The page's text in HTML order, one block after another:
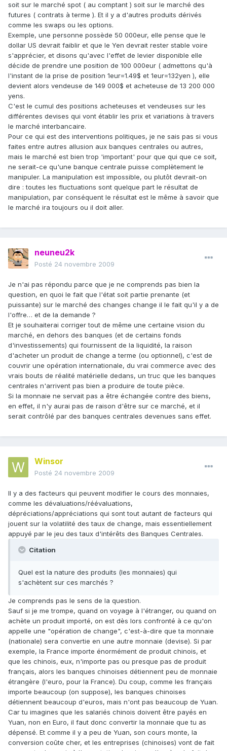
soit sur le marché spot ( au comptant ) soit sur le marché des
futures ( contrats à terme ). Et il y a d'autres produits dérivés
comme les swaps ou les options.
Exemple, une personne possède 50 000eur, elle pense que le
dollar US devrait faiblir et que le Yen devrait rester stable voire
s'apprécier, et disons qu'avec l'effet de levier disponible elle
décide de prendre une position de 100 000eur ( admettons qu'à
l'instant de la prise de position 1eur=1.49$ et 1eur=132yen ), elle
devient alors vendeuse de 149 000$ et acheteuse de 13 200 000
yens.
C'est le cumul des positions acheteuses et vendeuses sur les
différentes devises qui vont établir les prix et variations à travers
le marché interbancaire.
Pour ce qui est des interventions politiques, je ne sais pas si vous
faites entre autres allusion aux banques centrales ou autres,
mais le marché est bien trop 'important' pour que qui que ce soit,
ne serait-ce qu'une banque centrale puisse complètement le
manipuler. La manipulation est impossible, ou plutôt devrait-on
dire : toutes les fluctuations sont quelque part le résultat de
manipulation, par conséquent le résultat est le même à savoir que
le marché ira toujours ou il doit aller.
neuneu2k
Posté 24 novembre 2009
Je n'ai pas répondu parce que je ne comprends pas bien la
question, en quoi le fait que l'état soit partie prenante (et
puissante) sur le marché des changes change il le fait qu'il y a de
l'offre… et de la demande ?
Et je souhaiterai corriger tout de même une certaine vision du
marché, en dehors des banques (et de certains fonds
d'investissements) qui fournissent de la liquidité, la raison
d'acheter un produit de change a terme (ou optionnel), c'est de
couvrir une opération internationale, du vrai commerce avec des
vrais bouts de réalité matérielle dedans, un truc que les banques
centrales n'arrivent pas bien a produire de toute pièce.
Si la monnaie ne servait pas a être échangée contre des biens,
en effet, il n'y aurai pas de raison d'être sur ce marché, et il
serait contrôlé par des banques centrales devenues sans effet.
Winsor
Posté 24 novembre 2009
Il y a des facteurs qui peuvent modifier le cours des monnaies,
comme les dévaluations/réévaluations,
dépréciations/appréciations qui sont tout autant de facteurs qui
jouent sur la volatilité des taux de change, mais essentiellement
appuyé par le jeu des taux d'intérêts des Banques Centrales.
Citation
Quel est la nature des produits (les monnaies) qui
s'achètent sur ces marchés ?
Je comprends pas le sens de la question.
Sauf si je me trompe, quand on voyage à l'étranger, ou quand on
achète un produit importé, on est dès lors confronté à ce qu'on
appelle une "opération de change", c'est-à-dire que ta monnaie
(nationale) sera convertie en une autre monnaie (devise). Si par
exemple, la France importe énormément de produit chinois, et
que les chinois, eux, n'importe pas ou presque pas de produit
français, alors les banques chinoises détiennent peu de monnaie
étrangère (l'euro, pour la France). Du coup, comme les français
importe beaucoup (on suppose), les banques chinoises
détiennent beaucoup d'euros, mais n'ont pas beaucoup de Yuan.
Car tu imagines que les salariés chinois doivent être payés en
Yuan, non en Euro, il faut donc convertir la monnaie que tu as
dépensé. Et comme il y a peu de Yuan, son cours monte, la
conversion coûte cher, et les entreprises (chinoises) vont de fait